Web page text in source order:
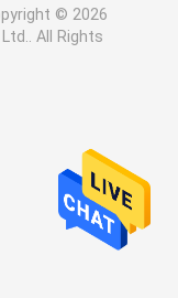
© 2026
All Rights